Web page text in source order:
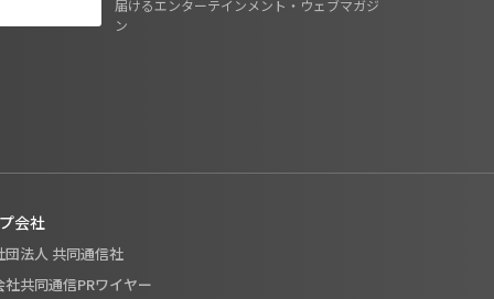
届けるエンターテインメント・ウェブマガジ
ン
会社
団法人 共同通信社
社共同通信PRワイヤー